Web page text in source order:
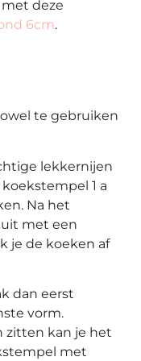
deze
6cm.
te gebruiken
lekkernijen
1 a
Na het
met een
je de koeken af
dan eerst
vorm.
zitten kan je het
met